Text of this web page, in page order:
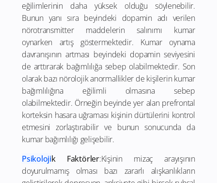
eğilimlerinin daha yüksek olduğu söylenebilir.
Bunun yanı sıra beyindeki dopamin adı verilen
nörotransmitter maddelerin salınımı kumar
oynarken artış göstermektedir. Kumar oynama
davranışının artması beyindeki dopamin seviyesini
de arttırarak bağımlılığa sebep olabilmektedir. Son
olarak bazı nörolojik anormallikler de kişilerin kumar
bağımlılığına eğilimli olmasına sebep
olabilmektedir. Örneğin beyinde yer alan prefrontal
korteksin hasara uğraması kişinin dürtülerini kontrol
etmesini zorlaştırabilir ve bunun sonucunda da
kumar bağımlılığı gelişebilir.
Psikolojik Faktörler:Kişinin mizaç arayışının
doyurulmamış olması bazı zararlı alışkanlıkların